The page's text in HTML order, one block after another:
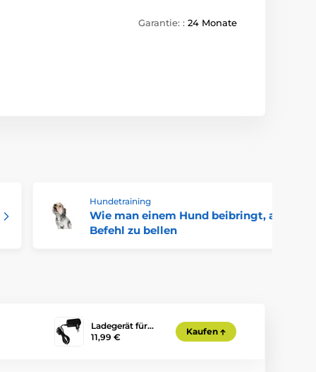
Garantie: : 24 Monate
Hundetraining
Wie man einem Hund beibringt, auf
Befehl zu bellen
Ladegerät für…
11,99 €
Kaufen